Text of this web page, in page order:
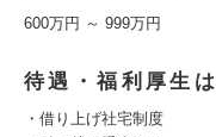
600万円 ～ 999万円
待遇・福利厚生は
・借り上げ社宅制度